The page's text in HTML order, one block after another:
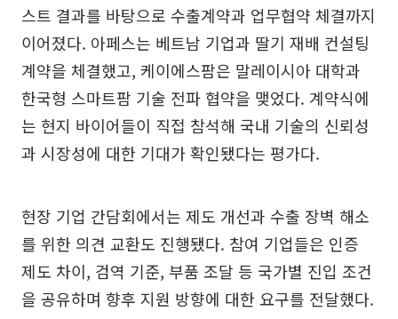
스트 결과를 바탕으로 수출계약과 업무협약 체결까지
이어졌다. 아페스는 베트남 기업과 딸기 재배 컨설팅
계약을 체결했고, 케이에스팜은 말레이시아 대학과
한국형 스마트팜 기술 전파 협약을 맺었다. 계약식에
는 현지 바이어들이 직접 참석해 국내 기술의 신뢰성
과 시장성에 대한 기대가 확인됐다는 평가다.
현장 기업 간담회에서는 제도 개선과 수출 장벽 해소
를 위한 의견 교환도 진행됐다. 참여 기업들은 인증
제도 차이, 검역 기준, 부품 조달 등 국가별 진입 조건
을 공유하며 향후 지원 방향에 대한 요구를 전달했다.